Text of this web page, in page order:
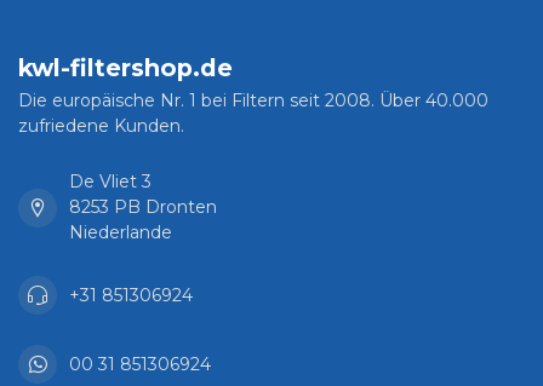
kwl-filtershop.de
Die europäische Nr. 1 bei Filtern seit 2008. Über 40.000
zufriedene Kunden.
De Vliet 3
8253 PB Dronten
Niederlande
+31 851306924
00 31 851306924